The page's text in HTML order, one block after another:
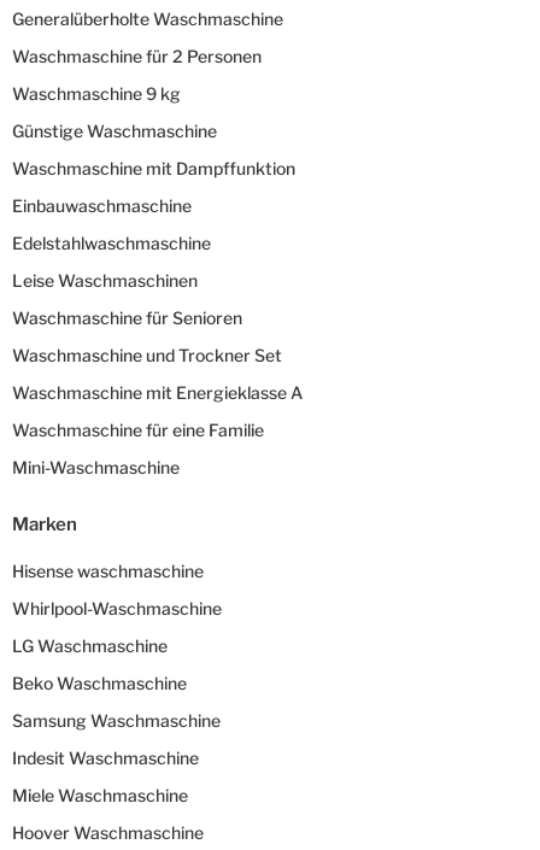
Generalüberholte Waschmaschine
Waschmaschine für 2 Personen
Waschmaschine 9 kg
Günstige Waschmaschine
Waschmaschine mit Dampffunktion
Einbauwaschmaschine
Edelstahlwaschmaschine
Leise Waschmaschinen
Waschmaschine für Senioren
Waschmaschine und Trockner Set
Waschmaschine mit Energieklasse A
Waschmaschine für eine Familie
Mini-Waschmaschine
Marken
Hisense waschmaschine
Whirlpool-Waschmaschine
LG Waschmaschine
Beko Waschmaschine
Samsung Waschmaschine
Indesit Waschmaschine
Miele Waschmaschine
Hoover Waschmaschine